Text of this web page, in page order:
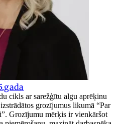
cikls ar sarežģītu algu aprēķinu
grozījumus likumā “Par
Grozījumu mērķis ir vienkāršot